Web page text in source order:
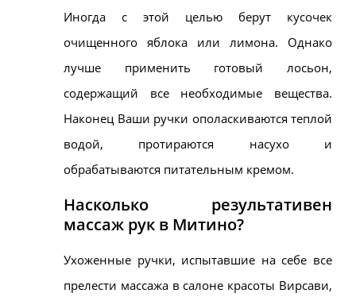
Иногда с этой целью берут кусочек
очищенного яблока или лимона. Однако
лучше применить готовый лосьон,
содержащий все необходимые вещества.
Наконец Ваши ручки ополаскиваются теплой
водой, протираются насухо и
обрабатываются питательным кремом.
Насколько результативен
массаж рук в Митино?
Ухоженные ручки, испытавшие на себе все
прелести массажа в салоне красоты Вирсави,